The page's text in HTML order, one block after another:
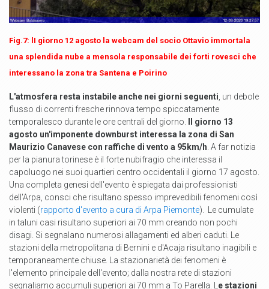
Fig.7: lI giorno 12 agosto la webcam del socio Ottavio immortala
una splendida nube a mensola responsabile dei forti rovesci che
interessano la zona tra Santena e Poirino
L'atmosfera resta instabile anche nei giorni seguenti , un debole
flusso di correnti fresche rinnova tempo spiccatamente
temporalesco durante le ore centrali del giorno.
Il giorno 13
agosto un'imponente downburst interessa la zona di San
Maurizio Canavese con raffiche di vento a 95km/h . A far notizia
per la pianura torinese è il forte nubifragio che interessa il
capoluogo nei suoi quartieri centro occidentali il giorno 17 agosto.
Una completa genesi dell'evento è spiegata dai professionisti
dell'Arpa, consci che risultano spesso imprevedibili fenomeni così
violenti (rapporto d'evento a cura di Arpa Piemonte). Le cumulate
in taluni casi risultano superiori ai 70 mm creando non pochi
disagi. Si segnalano numerosi allagamenti ed alberi caduti. Le
stazioni della metropolitana di Bernini e d'Acaja risultano inagibili e
temporaneamente chiuse. La stazionarietà dei fenomeni è
l'elemento principale dell'evento; dalla nostra rete di stazioni
segnaliamo accumuli superiori ai 70 mm a To Parella. L e stazioni